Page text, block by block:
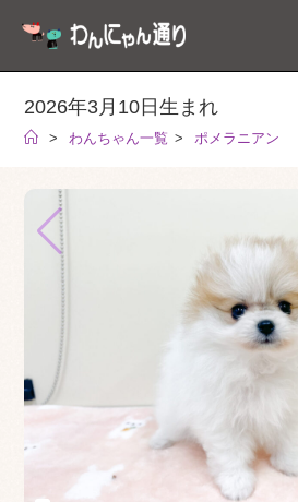
2026年3月10日生まれ
> わんちゃん一覧 > ポメラニアン